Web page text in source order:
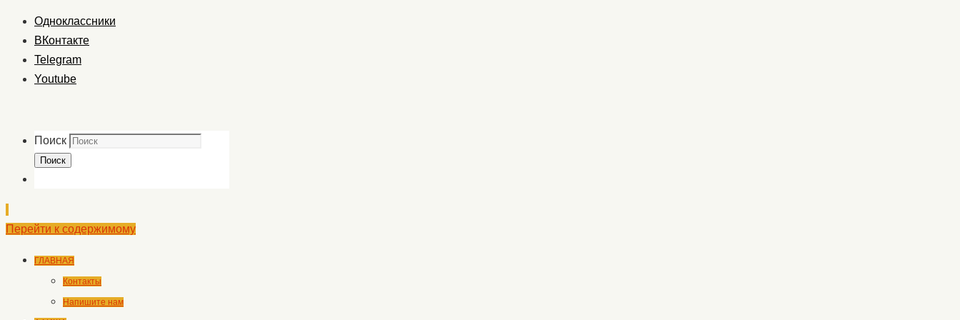
Одноклассники
ВКонтакте
Telegram
Youtube
Поиск
Поиск
Перейти к содержимому
ГЛАВНАЯ
Контакты
Напишите нам